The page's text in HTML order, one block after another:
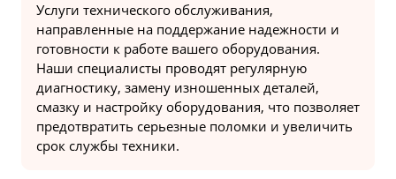
Услуги технического обслуживания,
направленные на поддержание надежности и
готовности к работе вашего оборудования.
Наши специалисты проводят регулярную
диагностику, замену изношенных деталей,
смазку и настройку оборудования, что позволяет
предотвратить серьезные поломки и увеличить
срок службы техники.